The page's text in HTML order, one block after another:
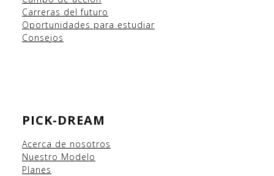
Carreras del futuro
Oportunidades para estudiar
Consejos
PICK-DREAM
Acerca de nosotros
Nuestro Modelo
Planes